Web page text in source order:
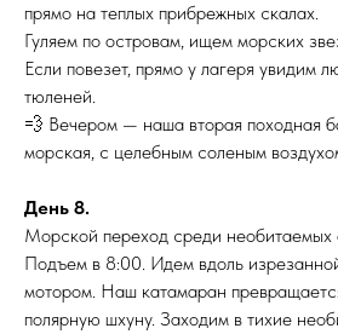
прямо на теплых прибрежных скалах.
Гуляем по островам, ищем морских
Если повезет, прямо у лагеря увидим
тюленей.
💨 Вечером — наша вторая походная
морская, с целебным соленым
День 8.
Морской переход среди необитаемых
Подъем в 8:00. Идем вдоль
мотором. Наш катамаран
полярную шхуну. Заходим в тихие